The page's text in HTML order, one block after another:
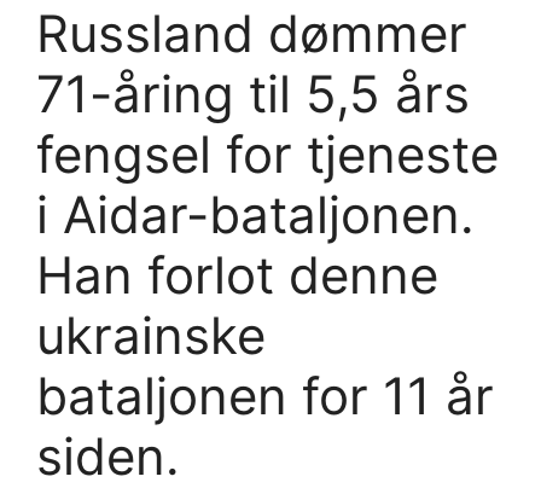
Russland dømmer
71-åring til 5,5 års
fengsel for tjeneste
i Aidar-bataljonen.
Han forlot denne
ukrainske
bataljonen for 11 år
siden.